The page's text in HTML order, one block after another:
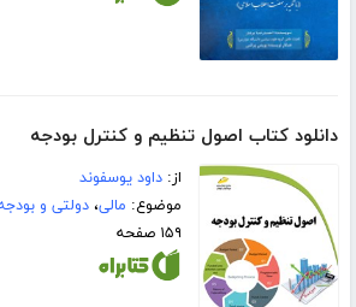
دانلود کتاب اصول تنظیم و کنترل بودجه
از:داود یوسفوند
موضوع: مالی،دولتی و
۱۵۹ صفحه